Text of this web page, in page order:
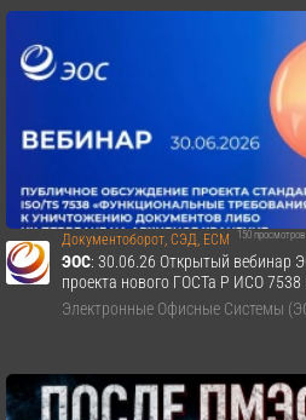
Документоборот, СЭД, ECM 150 просмотров
ЭОС: 30.06.26 Открытый вебинар
проекта нового ГОСТа Р ИСО 7538
Электронные Офисные Системы